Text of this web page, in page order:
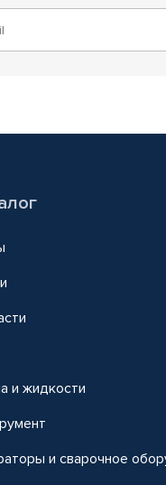
и жидкости
и сварочное